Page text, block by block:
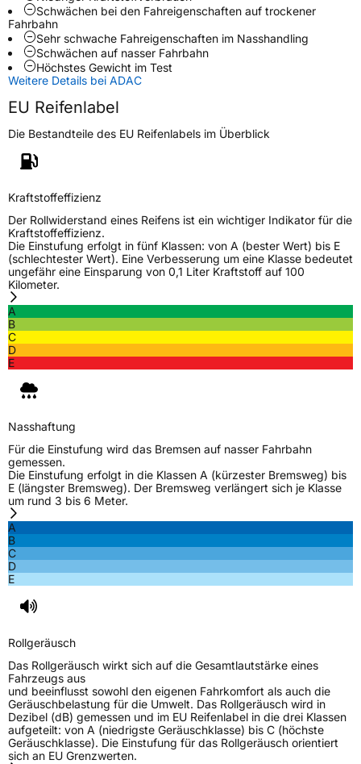
ZustandNeureifen
M+SJa
VerstärktXL
EU Label
Rollgeräusch (Klasse)B
Rollgeräusch (dB)72
Fahrzeugklasse
Allgemeine Produktsicherheit (GPSR)
Herstellerkontakt
SGX CENTRE 2 SINGAPORE 068807,
veneeshpillai@omni-united.com
Verantwortliche
in der EU
Veneesh Pillai, 4 SHENTON WAY #08-02 SGX
CENTRE 2 SINGAPORE 068807,
veneeshpillai@omni-united.com,
+6584688270
Schwächen bei den Fahreigenschaften auf trockener
Fahrbahn
Sehr schwache Fahreigenschaften im Nasshandling
Schwächen auf nasser Fahrbahn
Höchstes Gewicht im Test
Weitere Details bei ADAC
EU Reifenlabel
Die Bestandteile des EU Reifenlabels im Überblick
Kraftstoffeffizienz
Der Rollwiderstand eines Reifens ist ein wichtiger Indikator für die
Kraftstoffeffizienz.
Die Einstufung erfolgt in fünf Klassen: von A (bester Wert) bis E
(schlechtester Wert). Eine Verbesserung um eine Klasse bedeutet
ungefähr eine Einsparung von 0,1 Liter Kraftstoff auf 100
Kilometer.
A
B
C
D
E
Nasshaftung
Für die Einstufung wird das Bremsen auf nasser Fahrbahn
gemessen.
Die Einstufung erfolgt in die Klassen A (kürzester Bremsweg) bis
E (längster Bremsweg). Der Bremsweg verlängert sich je Klasse
um rund 3 bis 6 Meter.
A
B
C
D
E
Rollgeräusch
Das Rollgeräusch wirkt sich auf die Gesamtlautstärke eines
Fahrzeugs aus
und beeinflusst sowohl den eigenen Fahrkomfort als auch die
Geräuschbelastung für die Umwelt. Das Rollgeräusch wird in
Dezibel (dB) gemessen und im EU Reifenlabel in die drei Klassen
aufgeteilt: von A (niedrigste Geräuschklasse) bis C (höchste
Geräuschklasse). Die Einstufung für das Rollgeräusch orientiert
sich an EU Grenzwerten.